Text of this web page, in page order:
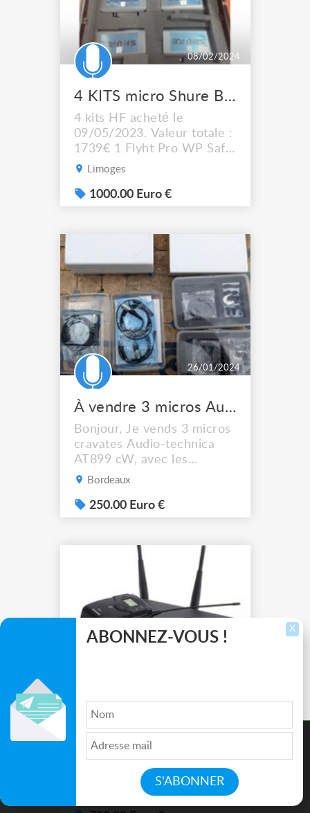
08/02/2024
4 KITS micro Shure BLX émetteurrécepteur et micro
4 kits HF acheté le
09/05/2023. Valeur totale :
1739€ 1 Flyht Pro WP Safe
Box 5 IP65 valeur 68€ 4
344€ x 4 = 1376 4 micros
t.bone HeadmiKe - O AKG
micro t.bone HeadmiKe - O
AKG // en spare
Limoges
1000.00 Euro €
26/01/2024
À vendre 3 micros Audiotechnica AT899 cW
Bonjour, Je vends 3 micros
cravates Audio-technica
AT899 cW, avec les
accessoires pour 2 ( une
doute égaré ). Ils sont
comme neufs dans leur
jamais servies. C'était du
spare dont je n'ai jamais eu
l'utilité. Bonne journée,
Bordeaux
250.00 Euro €
Cette vente se fait via un
pouvez mettre cet achat
dans votre comptabilité et
Fontguenand
X
ABONNEZ-VOUS !
Ce site utilise des cookies pour améliorer l'expérience de
navigation, fournir des fonctionnalités supplémentaires, et